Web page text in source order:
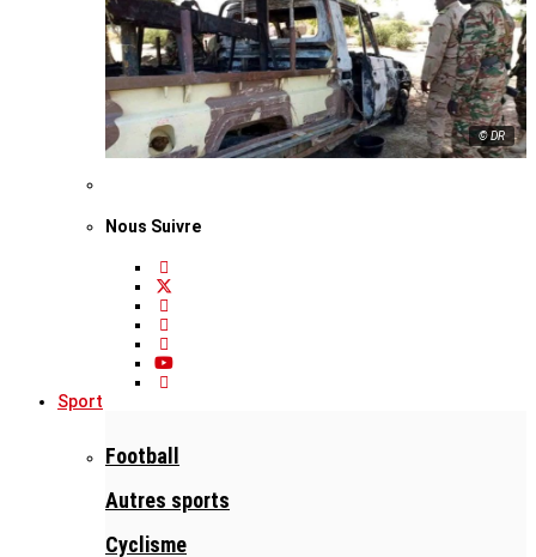
© DR
Nous Suivre
Sport
Football
Autres sports
Cyclisme